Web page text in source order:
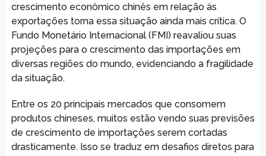
crescimento econômico chinês em relação às
exportações torna essa situação ainda mais crítica. O
Fundo Monetário Internacional (FMI) reavaliou suas
projeções para o crescimento das importações em
diversas regiões do mundo, evidenciando a fragilidade
da situação.
Entre os 20 principais mercados que consomem
produtos chineses, muitos estão vendo suas previsões
de crescimento de importações serem cortadas
drasticamente. Isso se traduz em desafios diretos para